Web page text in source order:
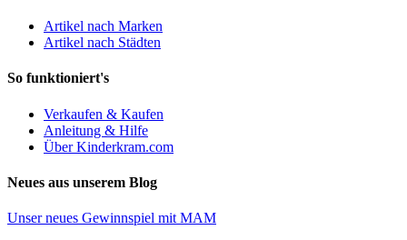
Artikel nach Marken
Artikel nach Städten
So funktioniert's
Verkaufen & Kaufen
Anleitung & Hilfe
Über Kinderkram.com
Neues aus unserem Blog
Unser neues Gewinnspiel mit MAM